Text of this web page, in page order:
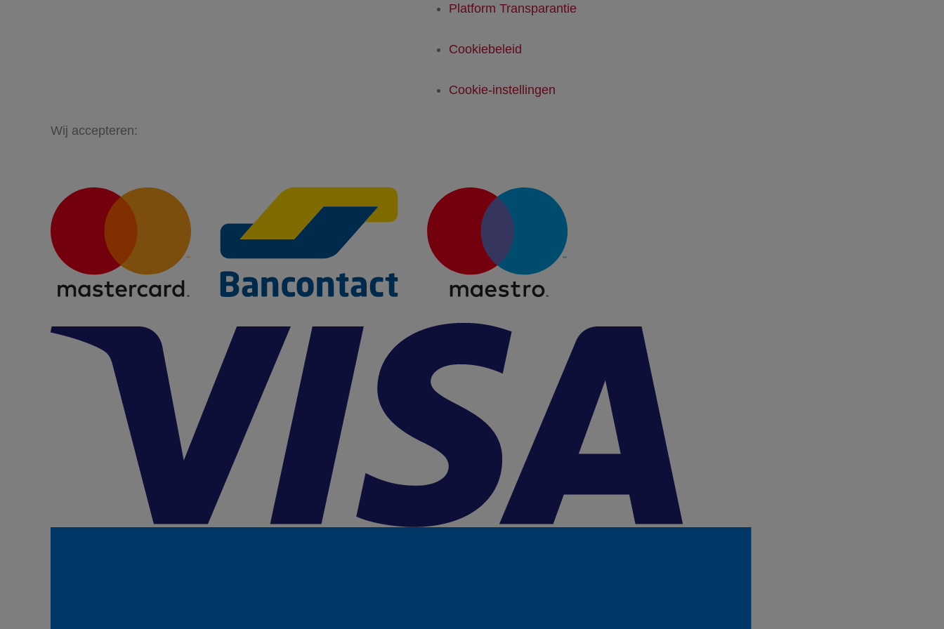
Platform Transparantie
Cookiebeleid
Cookie-instellingen
Wij accepteren: